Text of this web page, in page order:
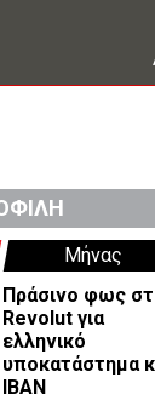
Μήνας
Πράσινο φως
Revolut για
ελληνικό
υποκατάστημα
IBAN